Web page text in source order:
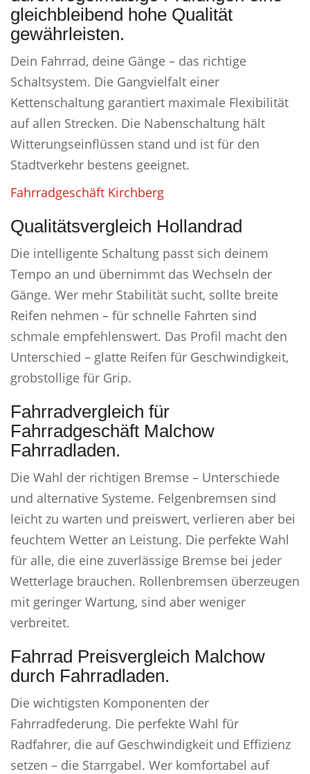
gleichbleibend hohe Qualität
gewährleisten.
Dein Fahrrad, deine Gänge – das richtige
Schaltsystem. Die Gangvielfalt einer
Kettenschaltung garantiert maximale Flexibilität
auf allen Strecken. Die Nabenschaltung hält
Witterungseinflüssen stand und ist für den
Stadtverkehr bestens geeignet.
Fahrradgeschäft Kirchberg
Qualitätsvergleich Hollandrad
Die intelligente Schaltung passt sich deinem
Tempo an und übernimmt das Wechseln der
Gänge. Wer mehr Stabilität sucht, sollte breite
Reifen nehmen – für schnelle Fahrten sind
schmale empfehlenswert. Das Profil macht den
Unterschied – glatte Reifen für Geschwindigkeit,
grobstollige für Grip.
Fahrradvergleich für
Fahrradgeschäft Malchow
Fahrradladen.
Die Wahl der richtigen Bremse – Unterschiede
und alternative Systeme. Felgenbremsen sind
leicht zu warten und preiswert, verlieren aber bei
feuchtem Wetter an Leistung. Die perfekte Wahl
für alle, die eine zuverlässige Bremse bei jeder
Wetterlage brauchen. Rollenbremsen überzeugen
mit geringer Wartung, sind aber weniger
verbreitet.
Fahrrad Preisvergleich Malchow
durch Fahrradladen.
Die wichtigsten Komponenten der
Fahrradfederung. Die perfekte Wahl für
Radfahrer, die auf Geschwindigkeit und Effizienz
setzen – die Starrgabel. Wer komfortabel auf